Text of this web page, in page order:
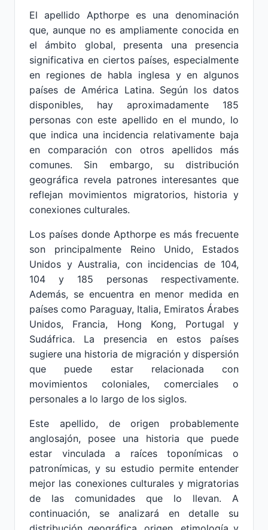
El apellido Apthorpe es una denominación
que, aunque no es ampliamente conocida en
el ámbito global, presenta una presencia
significativa en ciertos países, especialmente
en regiones de habla inglesa y en algunos
países de América Latina. Según los datos
disponibles, hay aproximadamente 185
personas con este apellido en el mundo, lo
que indica una incidencia relativamente baja
en comparación con otros apellidos más
comunes. Sin embargo, su distribución
geográfica revela patrones interesantes que
reflejan movimientos migratorios, historia y
conexiones culturales.
Los países donde Apthorpe es más frecuente
son principalmente Reino Unido, Estados
Unidos y Australia, con incidencias de 104,
104 y 185 personas respectivamente.
Además, se encuentra en menor medida en
países como Paraguay, Italia, Emiratos Árabes
Unidos, Francia, Hong Kong, Portugal y
Sudáfrica. La presencia en estos países
sugiere una historia de migración y dispersión
que puede estar relacionada con
movimientos coloniales, comerciales o
personales a lo largo de los siglos.
Este apellido, de origen probablemente
anglosajón, posee una historia que puede
estar vinculada a raíces toponímicas o
patronímicas, y su estudio permite entender
mejor las conexiones culturales y migratorias
de las comunidades que lo llevan. A
continuación, se analizará en detalle su